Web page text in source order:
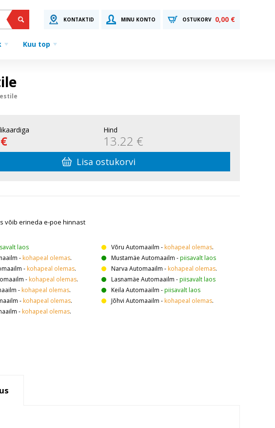
KONTAKTID MINU KONTO OSTUKORV 0,00 €
Kuu top
Hind
13.22 €
Lisa ostukorvi
võib erineda e-poe hinnast
laos
- kohapeal olemas.
- kohapeal olemas.
- kohapeal olemas.
- kohapeal olemas.
- kohapeal olemas.
- kohapeal olemas.
Võru Automaailm - kohapeal olemas.
Mustamäe Automaailm -piisavalt laos
Narva Automaailm - kohapeal olemas.
Lasnamäe Automaailm -piisavalt laos
Keila Automaailm -piisavalt laos
Jõhvi Automaailm - kohapeal olemas.